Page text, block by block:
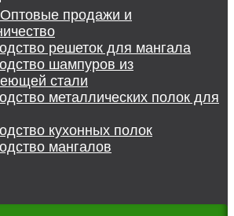
продажи и
решеток для мангала
шампуров из
стали
металлических полок для
кухонных полок
мангалов